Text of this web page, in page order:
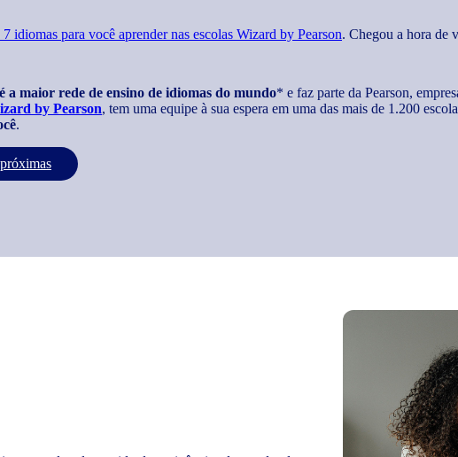
7 idiomas para você aprender nas escolas Wizard by Pearson. Chegou a hora de
a maior rede de ensino de idiomas do mundo* e faz parte da Pearson,
by Pearson, tem uma equipe à sua espera em uma das mais de 1.200
.